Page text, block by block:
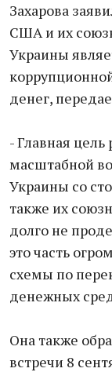
Захарова
США и их
Украины
денег,
- Главная
масштабной
Украины со
также их
долго не
это часть
схемы по
денежных
Она также
встречи 8